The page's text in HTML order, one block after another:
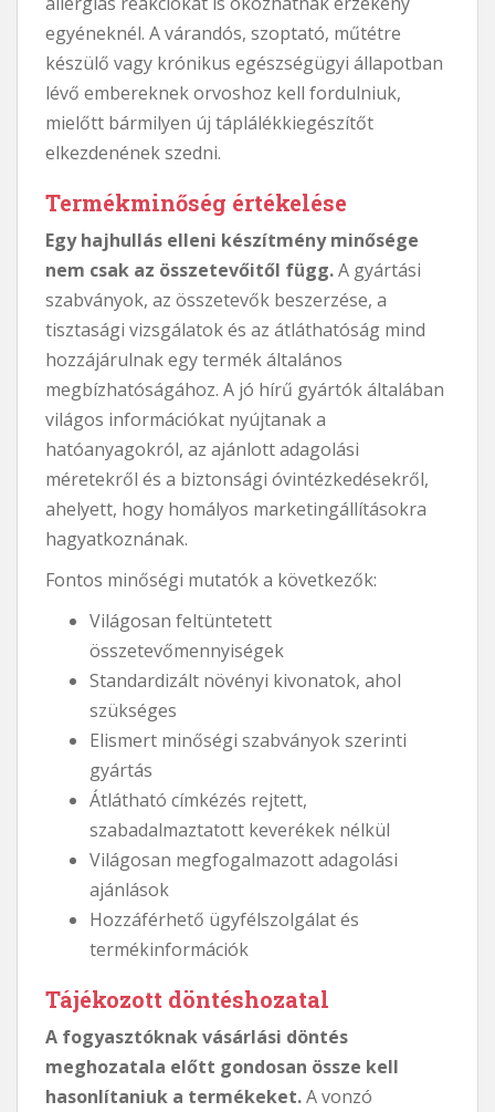
egyéneknél. A várandós, szoptató, műtétre
készülő vagy krónikus egészségügyi állapotban
lévő embereknek orvoshoz kell fordulniuk,
mielőtt bármilyen új táplálékkiegészítőt
elkezdenének szedni.
Termékminőség értékelése
Egy hajhullás elleni készítmény minősége
nem csak az összetevőitől függ.A gyártási
szabványok, az összetevők beszerzése, a
tisztasági vizsgálatok és az átláthatóság mind
hozzájárulnak egy termék általános
megbízhatóságához. A jó hírű gyártók általában
világos információkat nyújtanak a
hatóanyagokról, az ajánlott adagolási
méretekről és a biztonsági óvintézkedésekről,
ahelyett, hogy homályos marketingállításokra
hagyatkoznának.
Fontos minőségi mutatók a következők:
Világosan feltüntetett
összetevőmennyiségek
Standardizált növényi kivonatok, ahol
szükséges
Elismert minőségi szabványok szerinti
gyártás
Átlátható címkézés rejtett,
szabadalmaztatott keverékek nélkül
Világosan megfogalmazott adagolási
ajánlások
Hozzáférhető ügyfélszolgálat és
termékinformációk
Tájékozott döntéshozatal
A fogyasztóknak vásárlási döntés
meghozatala előtt gondosan össze kell
hasonlítaniuk a termékeket.A vonzó